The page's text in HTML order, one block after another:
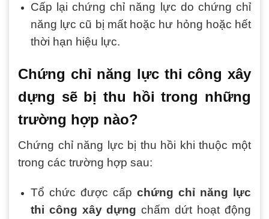
Cấp lại chứng chỉ năng lực do chứng chỉ
năng lực cũ bị mất hoặc hư hỏng hoặc hết
thời hạn hiệu lực.
Chứng chỉ năng lực thi công xây
dựng sẽ bị thu hồi trong những
trường hợp nào?
Chứng chỉ năng lực bị thu hồi khi thuộc một
trong các trường hợp sau:
Tổ chức được cấp chứng chỉ năng lực
thi công xây dựng chấm dứt hoạt động